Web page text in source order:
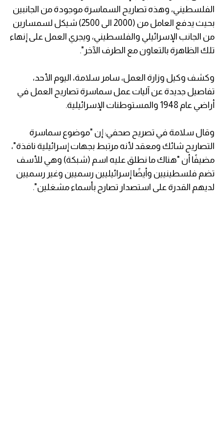
الفلسطيني، وهذه تصاريح السماسرة موجودة من الجانبين
بحيث يدفع العامل من (2000 الى 2500) شيكل لسمسارين
من الجانب الإسرائيلي والفلسطيني، ويجري العمل على إنهاء
تلك الظاهرة بالتعاون مع الطرف الآخر".
وكشف وكيل وزارة العمل، سامر سلامة، اليوم الأحد،
تفاصيل جديدة عن آليات عمل سماسرة تصاريح العمل في
أراضي عام 1948 والمستوطنات الإسرائيلية.
وقال سلامة في تصريح صحفي: إن "موضوع سماسرة
التصاريح شائك ومعقد لأنه مرتبط بجهات إسرائيلية نافذة"،
مضيفًا أن "هناك ما نطلق عليه اسم (شبكة) وهي للأسف
تضم فلسطينيين وأيضًا إسرائيليين رسميين وغير رسميين
لديهم القدرة على استصدار تصارح بأسماء مشغلين".